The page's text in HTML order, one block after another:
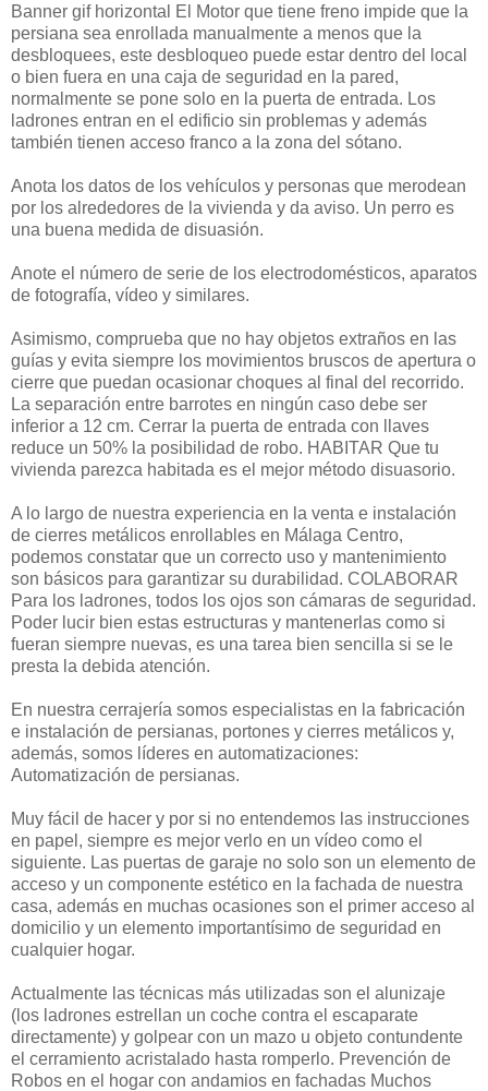
Banner gif horizontal El Motor que tiene freno impide que la
persiana sea enrollada manualmente a menos que la
desbloquees, este desbloqueo puede estar dentro del local
o bien fuera en una caja de seguridad en la pared,
normalmente se pone solo en la puerta de entrada. Los
ladrones entran en el edificio sin problemas y además
también tienen acceso franco a la zona del sótano.
Anota los datos de los vehículos y personas que merodean
por los alrededores de la vivienda y da aviso. Un perro es
una buena medida de disuasión.
Anote el número de serie de los electrodomésticos, aparatos
de fotografía, vídeo y similares.
Asimismo, comprueba que no hay objetos extraños en las
guías y evita siempre los movimientos bruscos de apertura o
cierre que puedan ocasionar choques al final del recorrido.
La separación entre barrotes en ningún caso debe ser
inferior a 12 cm. Cerrar la puerta de entrada con llaves
reduce un 50% la posibilidad de robo. HABITAR Que tu
vivienda parezca habitada es el mejor método disuasorio.
A lo largo de nuestra experiencia en la venta e instalación
de cierres metálicos enrollables en Málaga Centro,
podemos constatar que un correcto uso y mantenimiento
son básicos para garantizar su durabilidad. COLABORAR
Para los ladrones, todos los ojos son cámaras de seguridad.
Poder lucir bien estas estructuras y mantenerlas como si
fueran siempre nuevas, es una tarea bien sencilla si se le
presta la debida atención.
En nuestra cerrajería somos especialistas en la fabricación
e instalación de persianas, portones y cierres metálicos y,
además, somos líderes en automatizaciones:
Automatización de persianas.
Muy fácil de hacer y por si no entendemos las instrucciones
en papel, siempre es mejor verlo en un vídeo como el
siguiente. Las puertas de garaje no solo son un elemento de
acceso y un componente estético en la fachada de nuestra
casa, además en muchas ocasiones son el primer acceso al
domicilio y un elemento importantísimo de seguridad en
cualquier hogar.
Actualmente las técnicas más utilizadas son el alunizaje
(los ladrones estrellan un coche contra el escaparate
directamente) y golpear con un mazo u objeto contundente
el cerramiento acristalado hasta romperlo. Prevención de
Robos en el hogar con andamios en fachadas Muchos